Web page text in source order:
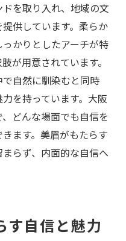
を取り入れ、地域の文
供しています。柔らか
かりとしたアーチが特
が用意されています。
自然に馴染むと同時
を持っています。大阪
どんな場面でも自信を
ます。美眉がもたらす
らず、内面的な自信へ
す自信と魅力